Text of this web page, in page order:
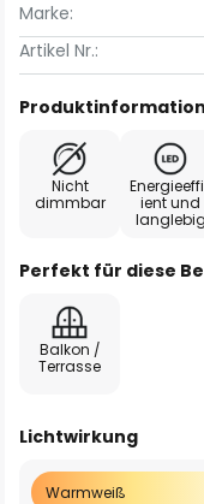
Marke:
Artikel Nr.:
Nicht
dimmbar
ient und
langlebig
Perfekt für diese
Balkon /
Terrasse
Lichtwirkung
Warmweiß